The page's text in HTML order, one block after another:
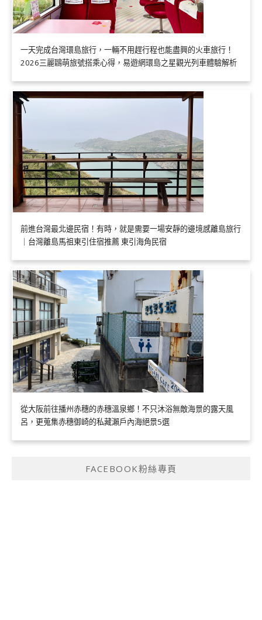
一天完成台灣環島旅行，一輛不用趕行程也能盡興的火車旅行！
2026三麗鷗萌旅號搭乘心得，易遊網環島之星觀光列車體驗解析
前進台灣最北邊民宿！有時，就是需要一場安靜的邊境感離島旅行
｜台灣離島馬祖東引住宿推薦 東引海角民宿
從大阪前往播州赤穗的赤穗溫泉鄉！不只沐浴無敵海景的露天風
呂，更蒐集赤穗御崎的私藏瀨戶內海絕景5選
FACEBOOK粉絲專頁